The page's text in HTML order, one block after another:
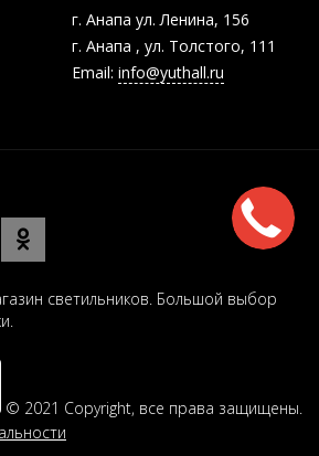
г. Анапа ул. Ленина, 156
г. Анапа , ул. Толстого, 111
Email: info@yuthall.ru
светильников. Большой выбор
© 2021 Copyright, все права защищены.